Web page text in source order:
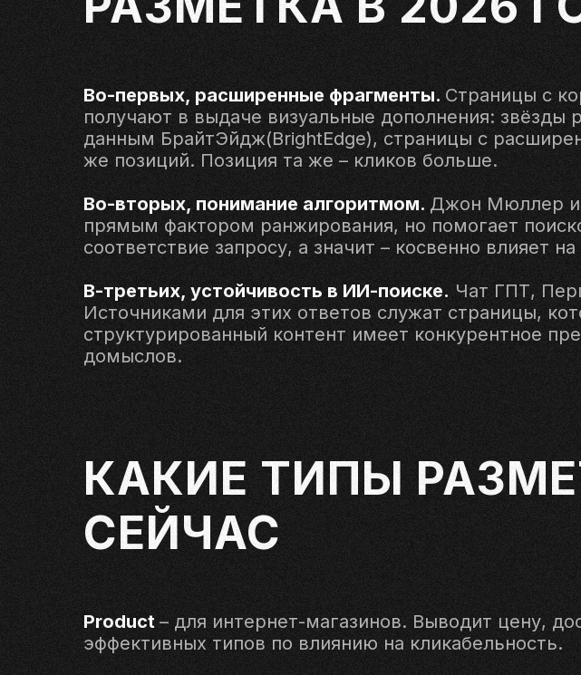
Во-первых, расширенные фрагменты. Страницы с
получают в выдаче визуальные дополнения: звёзды
данным БрайтЭйдж(BrightEdge), страницы с
же позиций. Позиция та же – кликов больше.
Во-вторых, понимание алгоритмом. Джон Мюллер из
прямым фактором ранжирования, но помогает
соответствие запросу, а значит – косвенно влияет
В-третьих, устойчивость в ИИ-поиске. Чат ГПТ,
Источниками для этих ответов служат страницы,
структурированный контент имеет конкурентное
домыслов.
КАКИЕ ТИПЫ
СЕЙЧАС
Product – для интернет-магазинов. Выводит цену,
эффективных типов по влиянию на кликабельность.